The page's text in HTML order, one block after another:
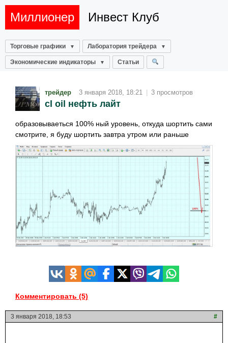
Миллионер Инвест Клуб
Торговые графики Лаборатория трейдера
Экономические индикаторы Статьи
трейдер 3 января 2018, 18:21 | 3 просмотров
cl oil нефть лайт
образовываеться 100% ный уровень, откуда шортить сами
смотрите, я буду шортить завтра утром или раньше
Комментировать (5)
3 января 2018, 18:53 #